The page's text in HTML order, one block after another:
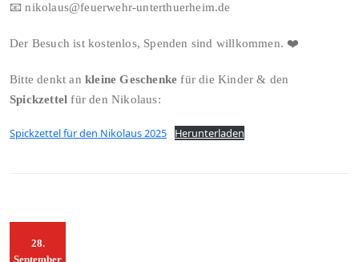
📧 nikolaus@feuerwehr-unterthuerheim.de
Der Besuch ist kostenlos, Spenden sind willkommen. ❤️
Bitte denkt an kleine Geschenke für die Kinder & den
Spickzettel für den Nikolaus:
Spickzettel für den Nikolaus 2025 Herunterladen
28.
September